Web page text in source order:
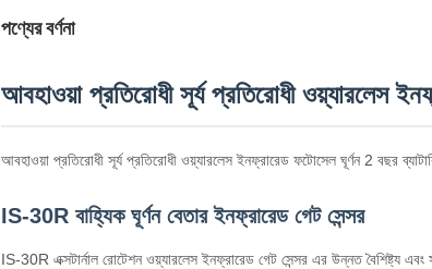
পণ্যের বর্ণনা
আবহাওয়া প্রতিরোধী সূর্য প্রতিরোধী ওয়্যারলেস
আবহাওয়া প্রতিরোধী সূর্য প্রতিরোধী ওয়্যারলেস ইনফ্রারেড ফটোসেল ঘূর্ণন 2 বছর
IS-30R বাহ্যিক ঘূর্ণন বেতার ইনফ্রারেড গেট সেন্সর
IS-30R এক্সটার্নাল রোটেশন ওয়্যারলেস ইনফ্রারেড গেট সেন্সর এর উন্নত বৈশিষ্ট্য